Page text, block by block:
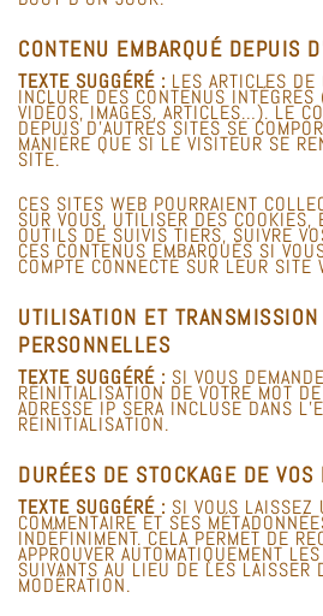
CONTENU EMBARQUÉ DEPUIS
TEXTE SUGGÉRÉ : LES ARTICLES
INCLURE DES CONTENUS
VIDÉOS, IMAGES, ARTICLES…). LE
DEPUIS D’AUTRES SITES SE
MANIÈRE QUE SI LE VISITEUR SE
SITE.
CES SITES WEB POURRAIENT
SUR VOUS, UTILISER DES COOKIES,
OUTILS DE SUIVIS TIERS, SUIVRE
CES CONTENUS EMBARQUÉS SI
COMPTE CONNECTÉ SUR LEUR SITE
UTILISATION ET
PERSONNELLES
TEXTE SUGGÉRÉ : SI VOUS
RÉINITIALISATION DE VOTRE MOT
ADRESSE IP SERA INCLUSE DANS
RÉINITIALISATION.
DURÉES DE STOCKAGE DE VOS
TEXTE SUGGÉRÉ : SI VOUS LAISSEZ
COMMENTAIRE ET SES
INDÉFINIMENT. CELA PERMET DE
APPROUVER AUTOMATIQUEMENT
SUIVANTS AU LIEU DE LES LAISSER
MODÉRATION.